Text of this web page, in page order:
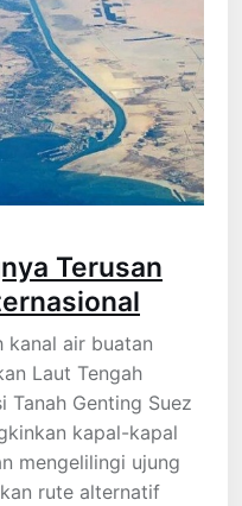
Terusan
kanal air buatan
Laut Tengah
Tanah Genting Suez
kapal-kapal
mengelilingi ujung
rute alternatif